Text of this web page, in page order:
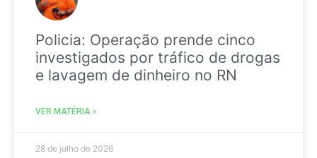
Policia: Operação prende cinco
investigados por tráfico de drogas
e lavagem de dinheiro no RN
VER MATÉRIA »
28 de julho de 2026